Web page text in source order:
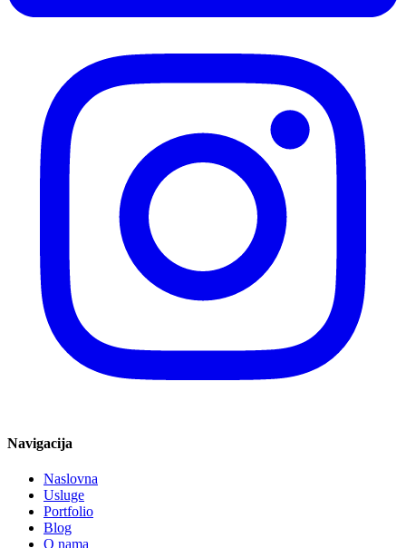
Navigacija
Naslovna
Usluge
Portfolio
Blog
O nama